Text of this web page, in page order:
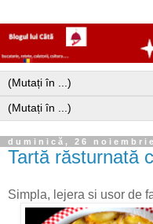
duminică, 26
Tartă răsturnată
Simpla, lejera si usor de